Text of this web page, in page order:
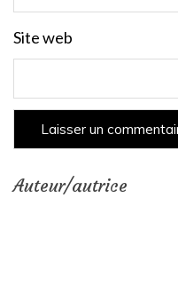
Site web
Auteur/autrice